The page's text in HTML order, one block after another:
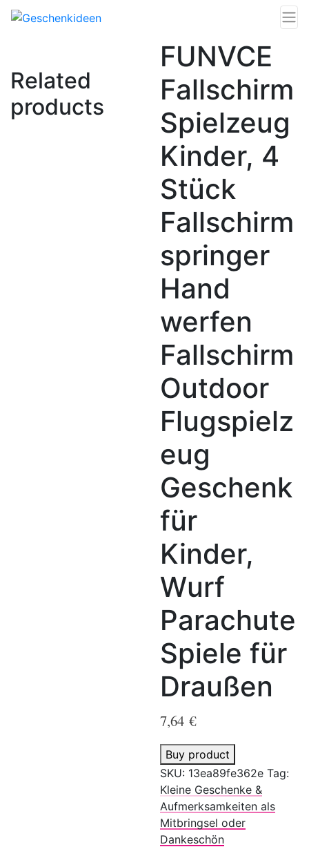
FUNVCE
Fallschirm
Spielzeug
Kinder, 4
Stück
Fallschirm
springer
Hand
werfen
Fallschirm
Outdoor
Flugspielz
eug
Geschenk
für
Kinder,
Wurf
Parachute
Spiele für
Draußen
7,64€
Buy product
SKU: 13ea89fe362e Tag:
Kleine Geschenke &
Aufmerksamkeiten als
Mitbringsel oder
Dankeschön
Related
products